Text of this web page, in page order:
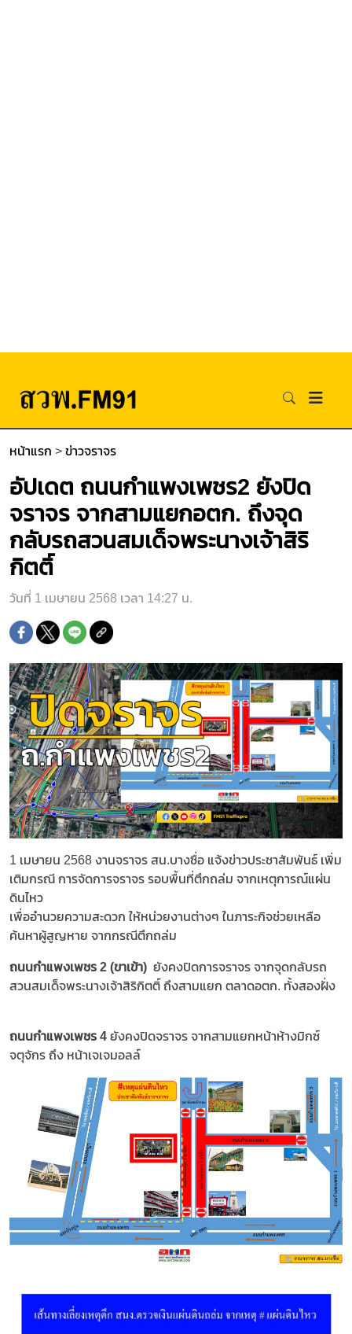
หน้าแรก > ข่าวจราจร
อัปเดต ถนนกำแพงเพชร2 ยังปิด
จราจร จากสามแยกอตก. ถึงจุด
กลับรถสวนสมเด็จพระนางเจ้าสิริ
กิตติ์
วันที่ 1 เมษายน 2568 เวลา 14:27 น.
1 เมษายน 2568 งานจราจร สน.บางซื่อ แจ้งข่าวประชาสัมพันธ์ เพิ่ม
เติมกรณี การจัดการจราจร รอบพื้นที่ตึกถล่ม จากเหตุการณ์แผ่น
ดินไหว
เพื่ออำนวยความสะดวก ให้หน่วยงานต่างๆ ในภาระกิจช่วยเหลือ
ค้นหาผู้สูญหาย จากกรณีตึกถล่ม
ถนนกำแพงเพชร 2 (ขาเข้า) ยังคงปิดการจราจร จากจุดกลับรถ
สวนสมเด็จพระนางเจ้าสิริกิตติ์ ถึงสามแยก ตลาดอตก. ทั้งสองฝั่ง
ถนนกำแพงเพชร 4 ยังคงปิดจราจร จากสามแยกหน้าห้างมิกซ์
จตุจักร ถึง หน้าเจเจมอลล์